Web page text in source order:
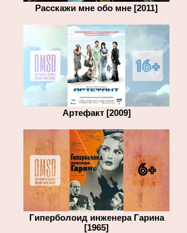
Расскажи мне обо мне [2011]
Артефакт [2009]
Гиперболоид инженера Гарина
[1965]